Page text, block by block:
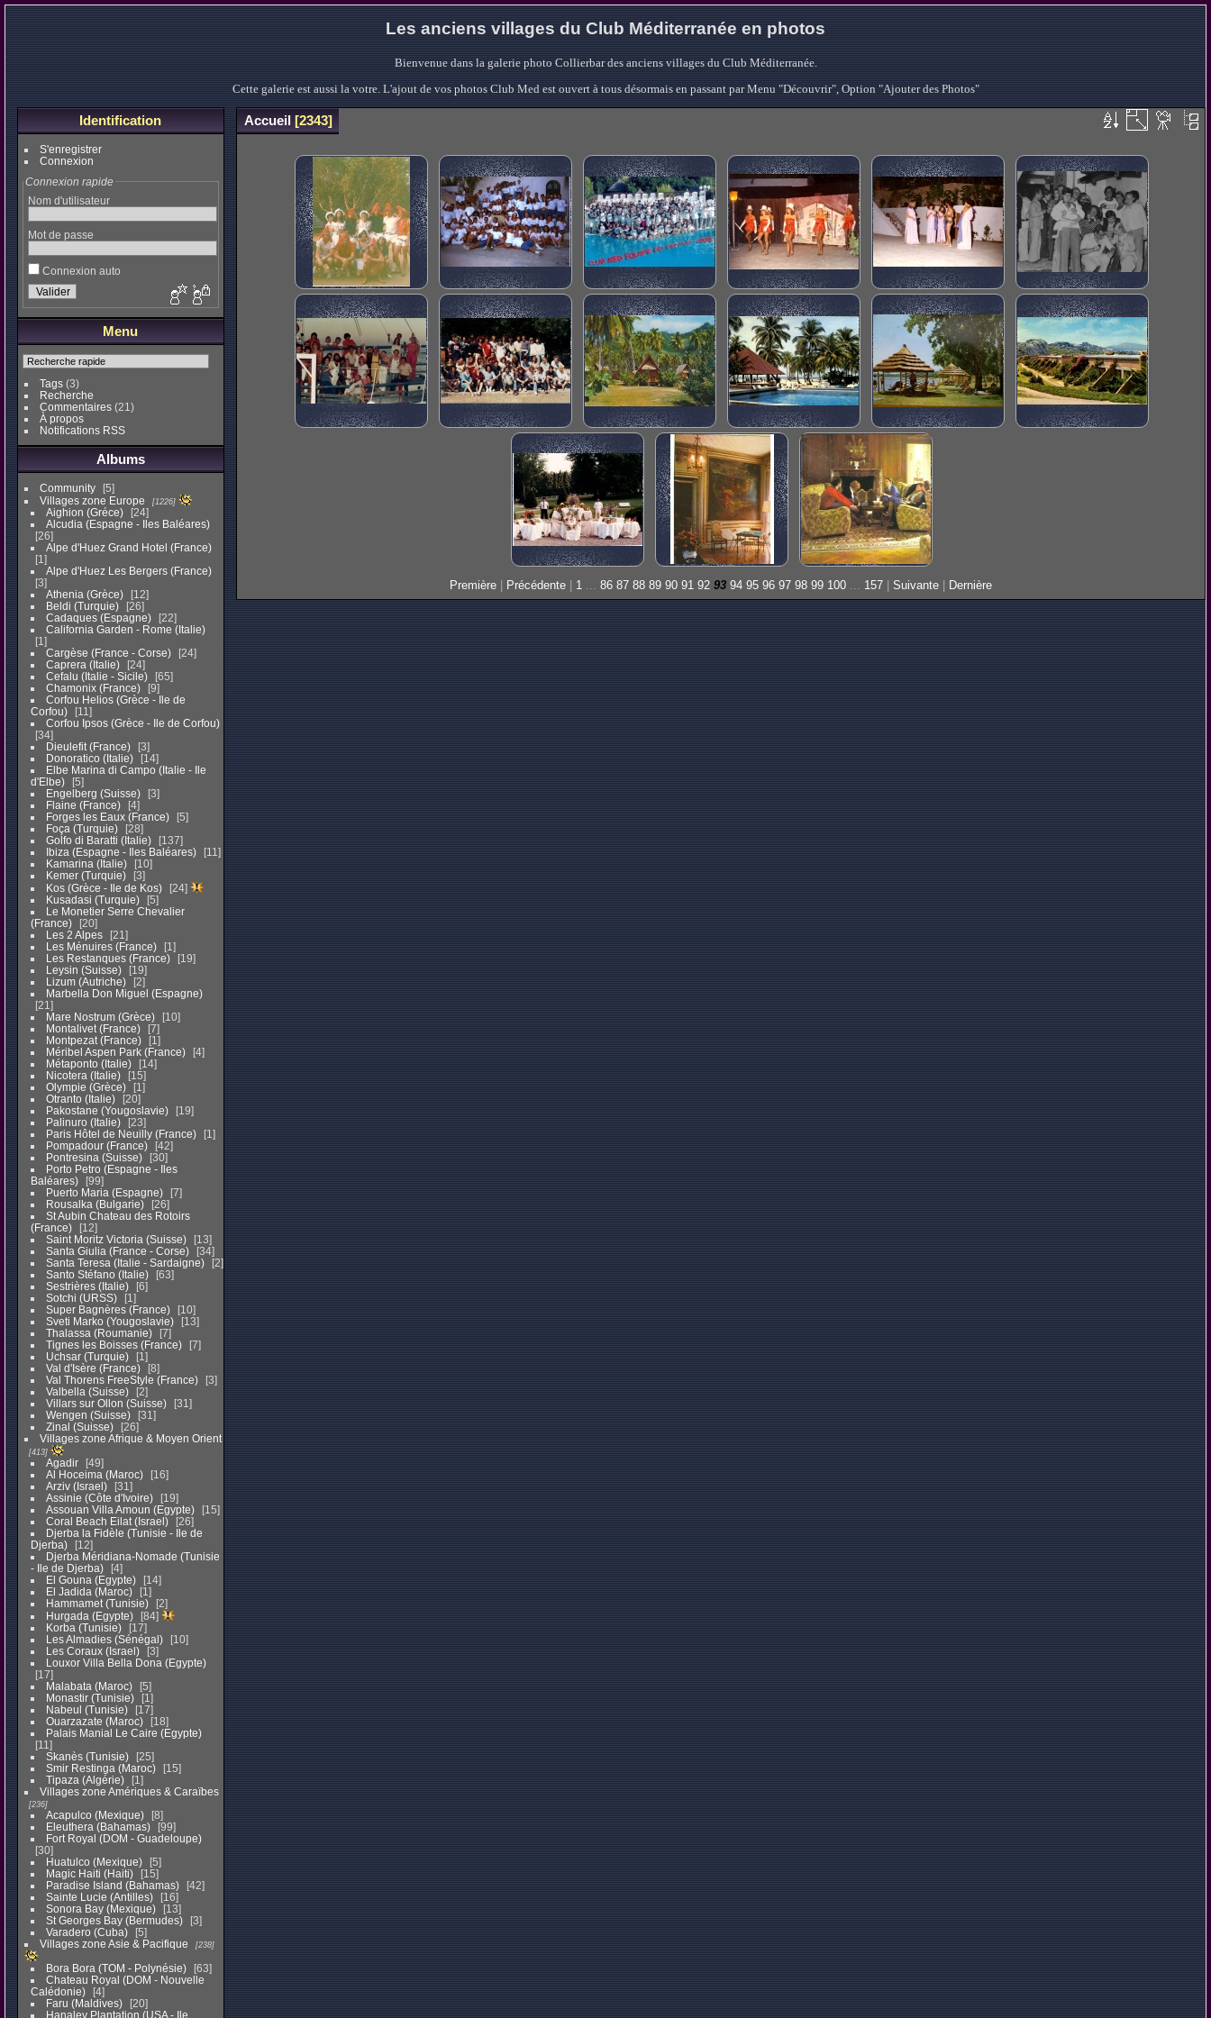
Les anciens villages du Club Méditerranée en photos
Bienvenue dans la galerie photo Collierbar des anciens villages du Club Méditerranée.
Cette galerie est aussi la votre. L'ajout de vos photos Club Med est ouvert à tous désormais en passant par Menu "Découvrir", Option "Ajouter des Photos"
Identification
S'enregistrer
Connexion
Connexion rapide
Nom d'utilisateur
Mot de passe
Connexion auto
Menu
Tags(3)
Recherche
Commentaires(21)
À propos
Notifications RSS
Albums
Community
5
Villages zone Europe
1226
Aighion (Gréce)
24
Alcudia (Espagne - Iles Baléares)
26
Alpe d'Huez Grand Hotel (France)
1
Alpe d'Huez Les Bergers (France)
3
Athenia (Grèce)
12
Beldi (Turquie)
26
Cadaques (Espagne)
22
California Garden - Rome (Italie)
1
Cargèse (France - Corse)
24
Caprera (Italie)
24
Cefalu (Italie - Sicile)
65
Chamonix (France)
9
Corfou Helios (Grèce - Ile de
Corfou)
11
Corfou Ipsos (Grèce - Ile de Corfou)
34
Dieulefit (France)
3
Donoratico (Italie)
14
Elbe Marina di Campo (Italie - Ile
d'Elbe)
5
Engelberg (Suisse)
3
Flaine (France)
4
Forges les Eaux (France)
5
Foça (Turquie)
28
Golfo di Baratti (Italie)
137
Ibiza (Espagne - Iles Baléares)
11
Kamarina (Italie)
10
Kemer (Turquie)
3
Kos (Grèce - Ile de Kos)
24
Kusadasi (Turquie)
5
Le Monetier Serre Chevalier
(France)
20
Les 2 Alpes
21
Les Ménuires (France)
1
Les Restanques (France)
19
Leysin (Suisse)
19
Lizum (Autriche)
2
Marbella Don Miguel (Espagne)
21
Mare Nostrum (Grèce)
10
Montalivet (France)
7
Montpezat (France)
1
Méribel Aspen Park (France)
4
Métaponto (Italie)
14
Nicotera (Italie)
15
Olympie (Grèce)
1
Otranto (Italie)
20
Pakostane (Yougoslavie)
19
Palinuro (Italie)
23
Paris Hôtel de Neuilly (France)
1
Pompadour (France)
42
Pontresina (Suisse)
30
Porto Petro (Espagne - Iles
Baléares)
99
Puerto Maria (Espagne)
7
Rousalka (Bulgarie)
26
St Aubin Chateau des Rotoirs
(France)
12
Saint Moritz Victoria (Suisse)
13
Santa Giulia (France - Corse)
34
Santa Teresa (Italie - Sardaigne)
2
Santo Stéfano (Italie)
63
Sestrières (Italie)
6
Sotchi (URSS)
1
Super Bagnères (France)
10
Sveti Marko (Yougoslavie)
13
Thalassa (Roumanie)
7
Tignes les Boisses (France)
7
Uchsar (Turquie)
1
Val d'Isère (France)
8
Val Thorens FreeStyle (France)
3
Valbella (Suisse)
2
Villars sur Ollon (Suisse)
31
Wengen (Suisse)
31
Zinal (Suisse)
26
Villages zone Afrique & Moyen Orient
413
Agadir
49
Al Hoceima (Maroc)
16
Arziv (Israel)
31
Assinie (Côte d'Ivoire)
19
Assouan Villa Amoun (Egypte)
15
Coral Beach Eilat (Israel)
26
Djerba la Fidèle (Tunisie - Ile de
Djerba)
12
Djerba Méridiana-Nomade (Tunisie
- Ile de Djerba)
4
El Gouna (Egypte)
14
El Jadida (Maroc)
1
Hammamet (Tunisie)
2
Hurgada (Egypte)
84
Korba (Tunisie)
17
Les Almadies (Sénégal)
10
Les Coraux (Israel)
3
Louxor Villa Bella Dona (Egypte)
17
Malabata (Maroc)
5
Monastir (Tunisie)
1
Nabeul (Tunisie)
17
Ouarzazate (Maroc)
18
Palais Manial Le Caire (Egypte)
11
Skanès (Tunisie)
25
Smir Restinga (Maroc)
15
Tipaza (Algérie)
1
Villages zone Amériques & Caraïbes
236
Acapulco (Mexique)
8
Eleuthera (Bahamas)
99
Fort Royal (DOM - Guadeloupe)
30
Huatulco (Mexique)
5
Magic Haiti (Haiti)
15
Paradise Island (Bahamas)
42
Sainte Lucie (Antilles)
16
Sonora Bay (Mexique)
13
St Georges Bay (Bermudes)
3
Varadero (Cuba)
5
Villages zone Asie & Pacifique
238
Bora Bora (TOM - Polynésie)
63
Chateau Royal (DOM - Nouvelle
Calédonie)
4
Faru (Maldives)
20
Hanaley Plantation (USA - Ile
Accueil 2343
Première Précédente 1 ... 86 87 88 89 90 91 92 93 94 95 96 97 98 99 100 ... 157 Suivante Dernière